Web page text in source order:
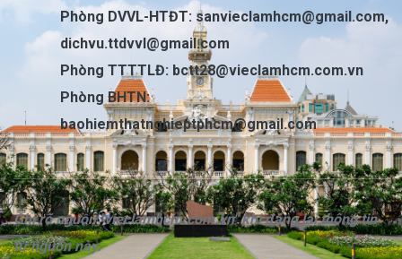
Phòng DVVL-HTĐT: sanvieclamhcm@gmail.com,
dichvu.ttdvvl@gmail.com
Phòng TTTTLĐ: bctt28@vieclamhcm.com.vn
Phòng BHTN:
baohiemthatnghieptphcm@gmail.com
Ghi rõ nguồn "vieclamhcm.com.vn" khi đăng lại thông tin
từ nguồn này.